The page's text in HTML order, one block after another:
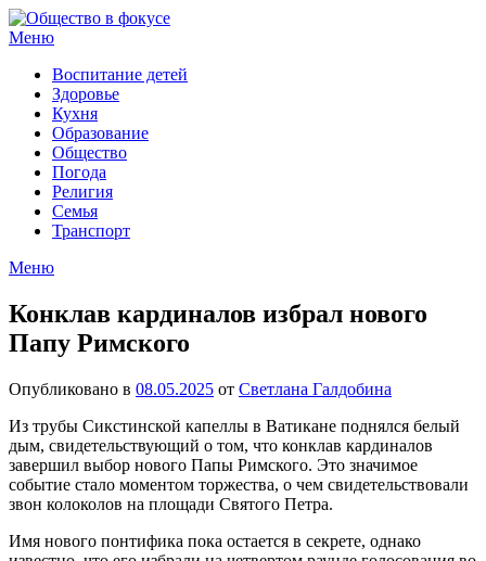
Перейти
к
Меню
Воспитание детей
Здоровье
Кухня
Образование
Общество
Погода
Религия
Семья
Транспорт
Меню
Конклав кардиналов избрал нового
Папу Римского
Опубликовано в 08.05.2025 от Светлана Галдобина
Из трубы Сикстинской капеллы в Ватикане поднялся белый
дым, свидетельствующий о том, что конклав кардиналов
завершил выбор нового Папы Римского. Это значимое
событие стало моментом торжества, о чем свидетельствовали
звон колоколов на площади Святого Петра.
Имя нового понтифика пока остается в секрете, однако